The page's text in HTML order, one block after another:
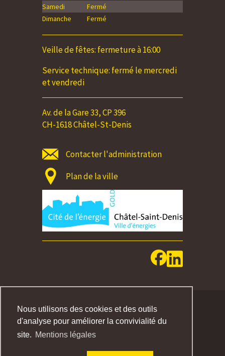
Nous utilisons des cookies et des outils
d'analyse pour améliorer la convivialité du
site. Mentions légales
Samedi
Fermé
Dimanche
Fermé
Veille de fêtes: fermeture à 16:00
Service technique: fermé le mercredi
et vendredi
Av. de la Gare 33, CP 396
CH-1618 Châtel-St-Denis
Contacter l'administration
Plan de la ville
MENTIONS LEGALES
IMPRESSUM